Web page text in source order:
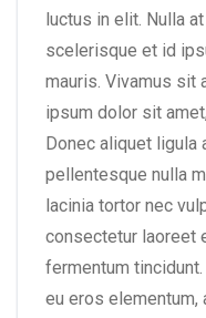
luctus in elit. Nulla
scelerisque et id
mauris. Vivamus sit
ipsum dolor sit
Donec aliquet ligula
pellentesque nulla
lacinia tortor nec
consectetur laoreet
fermentum
eu eros elementum,